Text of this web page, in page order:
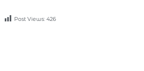
Post Views: 426